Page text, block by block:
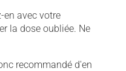
en avec votre
la dose oubliée. Ne
recommandé d'en